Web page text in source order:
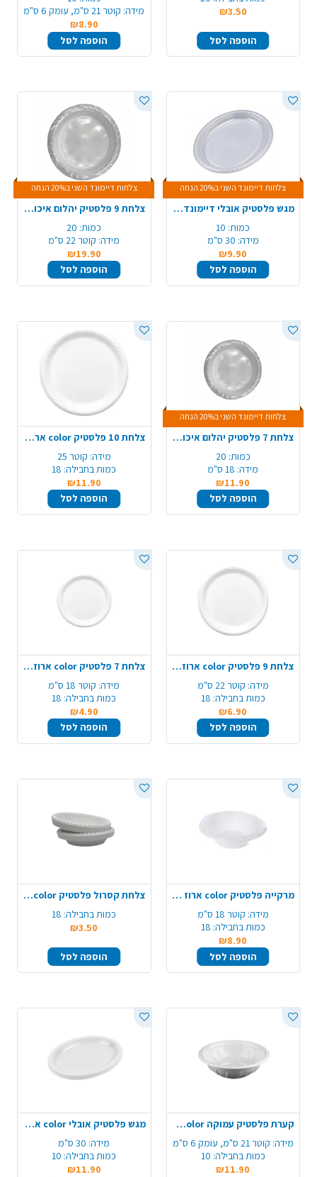
₪3.50
הוספה לסל
מידה: קוטר 21 ס"מ, עומק 6 ס"מ
₪8.90
הוספה לסל
צלחות דיימונד השני ב20% הנחה
מגש פלסטיק אובלי דיימונד 10 יח' - שקוף
כמות: 10
מידה: 30 ס"מ
₪9.90
הוספה לסל
צלחות דיימונד השני ב20% הנחה
צלחת 9 פלסטיק יהלום איכותי 20 יח' - שקוף
כמות: 20
מידה: קוטר 22 ס"מ
₪19.90
הוספה לסל
צלחות דיימונד השני ב20% הנחה
צלחת 7 פלסטיק יהלום איכותי 20 יח' - שקוף
כמות: 20
מידה: 18 ס"מ
₪11.90
הוספה לסל
צלחת 10 פלסטיק color ארוז 18 יח'- לבן
מידה: קוטר 25
כמות בחבילה: 18
₪11.90
הוספה לסל
צלחת 9 פלסטיק color ארוז 18 יח'- לבן
מידה: קוטר 22 ס"מ
כמות בחבילה: 18
₪6.90
הוספה לסל
צלחת 7 פלסטיק color ארוז 18 יח'- לבן
מידה: קוטר 18 ס"מ
כמות בחבילה: 18
₪4.90
הוספה לסל
מרקייה פלסטיק color ארוז 18 יח' - לבן
מידה: קוטר 18 ס"מ
כמות בחבילה: 18
₪8.90
הוספה לסל
צלחת קסרול פלסטיק color ארוז 18 יח'- לבן
כמות בחבילה: 18
₪3.50
הוספה לסל
קערת פלסטיק עמוקה color ארוז 10 יח'- לבן
מידה: קוטר 21 ס"מ, עומק 6 ס"מ
כמות בחבילה: 10
₪11.90
מגש פלסטיק אובלי color ארוז 10 יח' - לבן
מידה: 30 ס"מ
כמות בחבילה: 10
₪11.90